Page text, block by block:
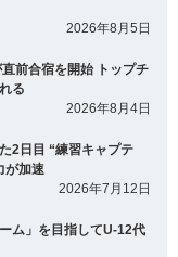
2026年8月5日
前合宿を開始 トップチ
る
2026年8月4日
2日目 “練習キャプテ
が加速
2026年7月12日
ム」を目指してU-12代